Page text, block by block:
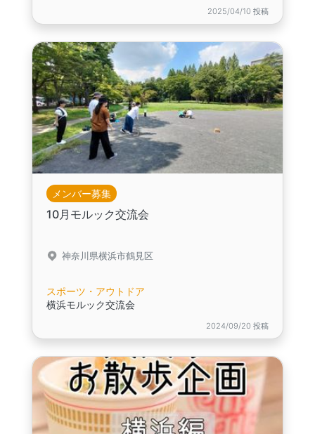
2025/04/10 投稿
メンバー募集
10月モルック交流会
神奈川県横浜市鶴見区
スポーツ・アウトドア
横浜モルック交流会
2024/09/20 投稿